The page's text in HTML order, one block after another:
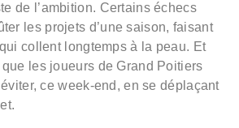
de l’ambition. Certains échecs
les projets d’une saison, faisant
collent longtemps à la peau. Et
que les joueurs de Grand Poitiers
ce week-end, en se déplaçant